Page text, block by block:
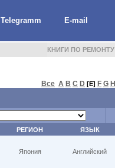
Telegramm E-mail
КНИГИ ПО РЕМОНТУ
Все A B C D [E] F G H
РЕГИОН ЯЗЫК
Япония Английский